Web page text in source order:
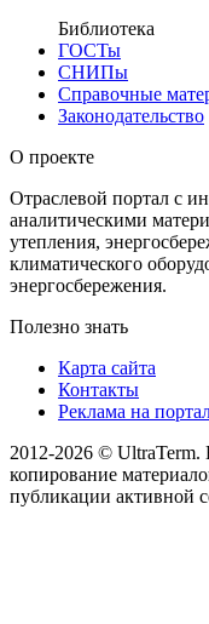
Библиотека
ГОСТы
СНИПы
Справочные
Законодательство
О проекте
Отраслевой портал с
аналитическими
утепления,
климатического
энергосбережения.
Полезно знать
Карта сайта
Контакты
Реклама на
2012-2026 ©
копирование
публикации активной